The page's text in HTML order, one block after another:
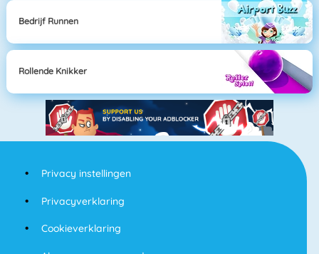
Bedrijf Runnen
Rollende Knikker
Privacy instellingen
Privacyverklaring
Cookieverklaring